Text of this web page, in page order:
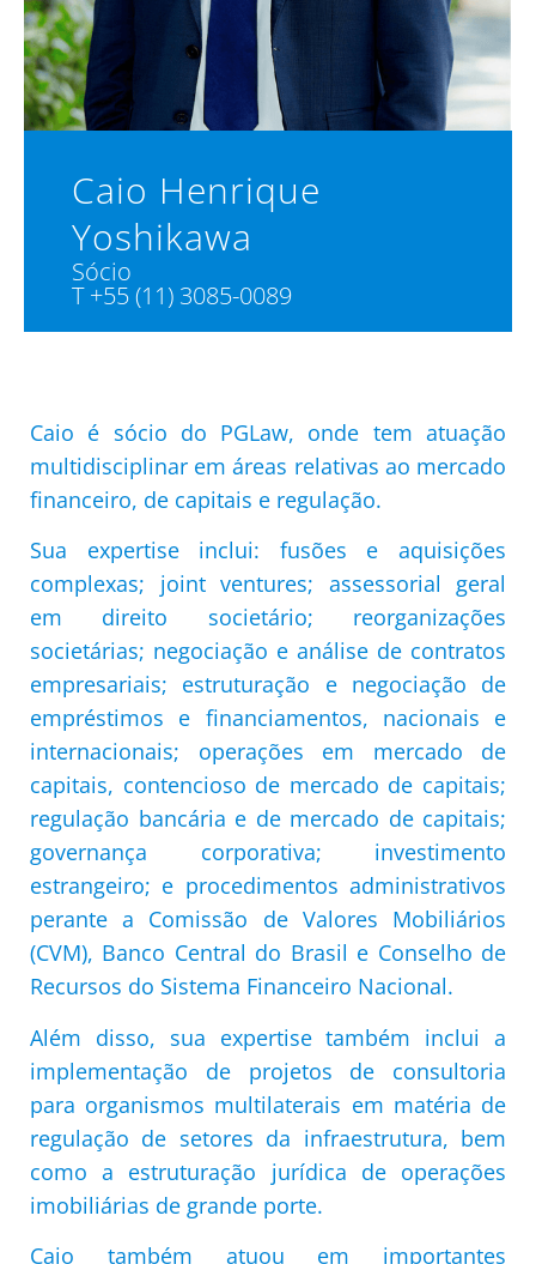
Caio Henrique
Yoshikawa
Sócio
T +55 (11) 3085-0089
Caio é sócio do PGLaw, onde tem atuação
multidisciplinar em áreas relativas ao mercado
financeiro, de capitais e regulação.
Sua expertise inclui: fusões e aquisições
complexas; joint ventures; assessorial geral
em direito societário; reorganizações
societárias; negociação e análise de contratos
empresariais; estruturação e negociação de
empréstimos e financiamentos, nacionais e
internacionais; operações em mercado de
capitais, contencioso de mercado de capitais;
regulação bancária e de mercado de capitais;
governança corporativa; investimento
estrangeiro; e procedimentos administrativos
perante a Comissão de Valores Mobiliários
(CVM), Banco Central do Brasil e Conselho de
Recursos do Sistema Financeiro Nacional.
Além disso, sua expertise também inclui a
implementação de projetos de consultoria
para organismos multilaterais em matéria de
regulação de setores da infraestrutura, bem
como a estruturação jurídica de operações
imobiliárias de grande porte.
Caio também atuou em importantes